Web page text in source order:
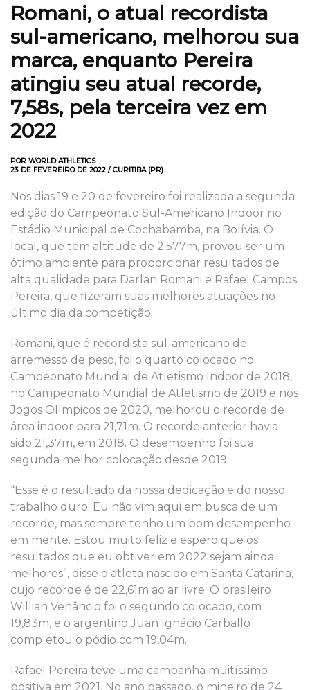
Romani, o atual recordista
sul-americano, melhorou sua
marca, enquanto Pereira
atingiu seu atual recorde,
7,58s, pela terceira vez em
2022
POR WORLD ATHLETICS
23 DE FEVEREIRO DE 2022 / CURITIBA (PR)
Nos dias 19 e 20 de fevereiro foi realizada a segunda
edição do Campeonato Sul-Americano Indoor no
Estádio Municipal de Cochabamba, na Bolívia. O
local, que tem altitude de 2.577m, provou ser um
ótimo ambiente para proporcionar resultados de
alta qualidade para Darlan Romani e Rafael Campos
Pereira, que fizeram suas melhores atuações no
último dia da competição.
Romani, que é recordista sul-americano de
arremesso de peso, foi o quarto colocado no
Campeonato Mundial de Atletismo Indoor de 2018,
no Campeonato Mundial de Atletismo de 2019 e nos
Jogos Olímpicos de 2020, melhorou o recorde de
área indoor para 21,71m. O recorde anterior havia
sido 21,37m, em 2018. O desempenho foi sua
segunda melhor colocação desde 2019.
“Esse é o resultado da nossa dedicação e do nosso
trabalho duro. Eu não vim aqui em busca de um
recorde, mas sempre tenho um bom desempenho
em mente. Estou muito feliz e espero que os
resultados que eu obtiver em 2022 sejam ainda
melhores”, disse o atleta nascido em Santa Catarina,
cujo recorde é de 22,61m ao ar livre. O brasileiro
Willian Venâncio foi o segundo colocado, com
19,83m, e o argentino Juan Ignácio Carballo
completou o pódio com 19,04m.
Rafael Pereira teve uma campanha muitíssimo
positiva em 2021. No ano passado, o mineiro de 24